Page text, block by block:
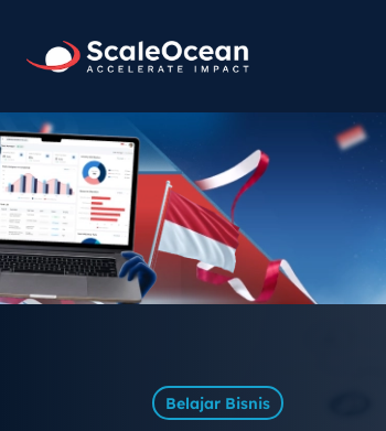
Belajar Bisnis